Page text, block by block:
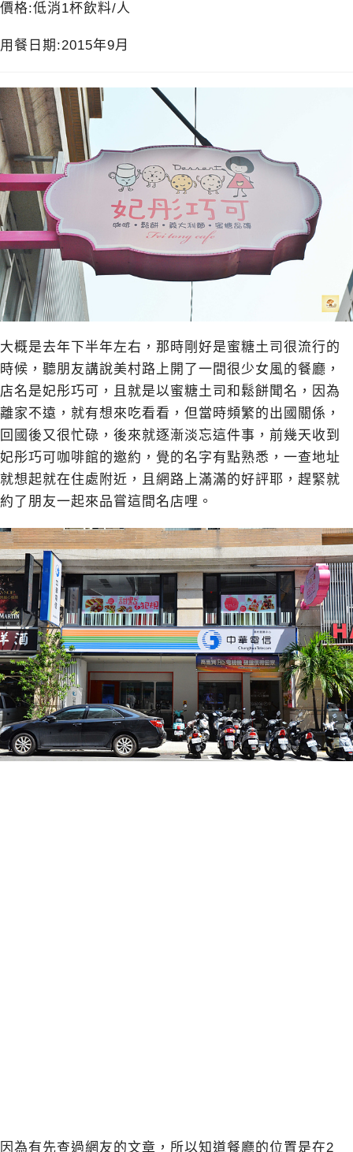
價格:低消1杯飲料/人
用餐日期:2015年9月
大概是去年下半年左右，那時剛好是蜜糖土司很流行的
時候，聽朋友講說美村路上開了一間很少女風的餐廳，
店名是妃彤巧可，且就是以蜜糖土司和鬆餅聞名，因為
離家不遠，就有想來吃看看，但當時頻繁的出國關係，
回國後又很忙碌，後來就逐漸淡忘這件事，前幾天收到
妃彤巧可咖啡館的邀約，覺的名字有點熟悉，一查地址
就想起就在住處附近，且網路上滿滿的好評耶，趕緊就
約了朋友一起來品嘗這間名店哩。
因為有先查過網友的文章，所以知道餐廳的位置是在2